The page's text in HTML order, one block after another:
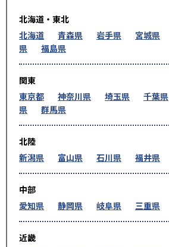
北海道・東北
北海道
青森県 岩手県 宮城県
県
福島県
関東
東京都
神奈川県 埼玉県 千葉県
県
群馬県
北陸
新潟県
富山県 石川県 福井県
中部
愛知県
静岡県 岐阜県 三重県
近畿